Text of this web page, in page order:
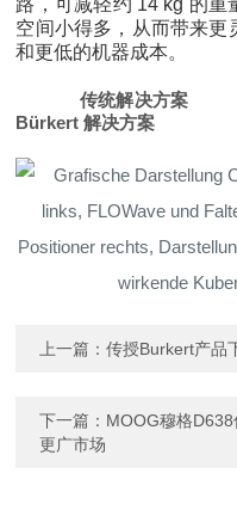
空间小得多，从而带来更
和更低的机器成本。
传统
Bürkert 解决方案
上一篇：传授Burkert产品
下一篇： MOOG穆格
更广市场